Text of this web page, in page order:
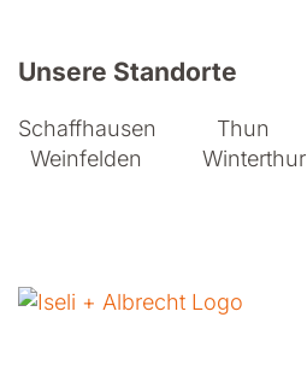
Unsere Standorte
Schaffhausen Thun
Weinfelden
Winterthur